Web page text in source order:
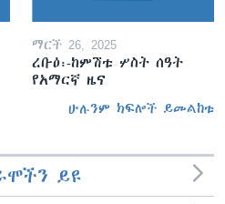
ማርች 26, 2025
ረቡዕ፡-ከምሽቱ ሦስት ሰዓት
የአማርኛ ዜና
ሁሉንም ክፍሎች ይመልከቱ
ይዩ